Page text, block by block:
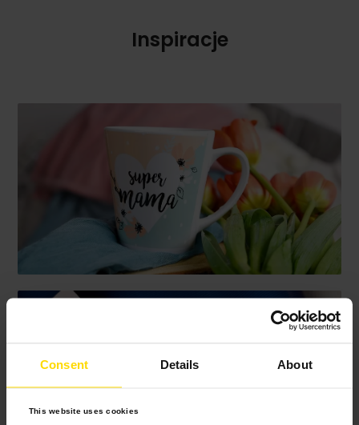
Consent Details About
This website uses cookies
Inspiracje